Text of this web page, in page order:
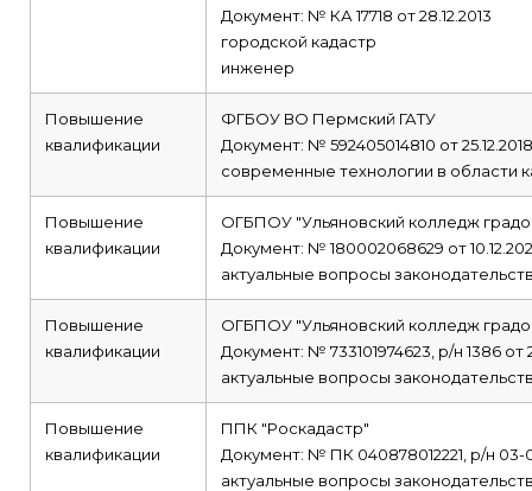
Документ: № КА 17718 от 28.12.2013
городской кадастр
инженер
Повышение
квалификации
ФГБОУ ВО Пермский ГАТУ
Документ: № 592405014810 от 25.12.2018
современные технологии в области
Повышение
квалификации
ОГБПОУ "Ульяновский колледж
Документ: № 180002068629 от
актуальные вопросы
Повышение
квалификации
ОГБПОУ "Ульяновский колледж
Документ: № 733101974623, р/н 1386 от
актуальные вопросы
Повышение
квалификации
ППК "Роскадастр"
Документ: № ПК 040878012221, р/н 03-
актуальные вопросы